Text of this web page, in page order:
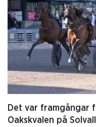
Det var framgångar
Oakskvalen på